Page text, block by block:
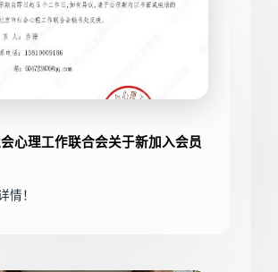
心理工作联合会关于新加入会员
详情！